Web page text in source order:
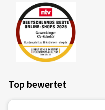
Top bewertet